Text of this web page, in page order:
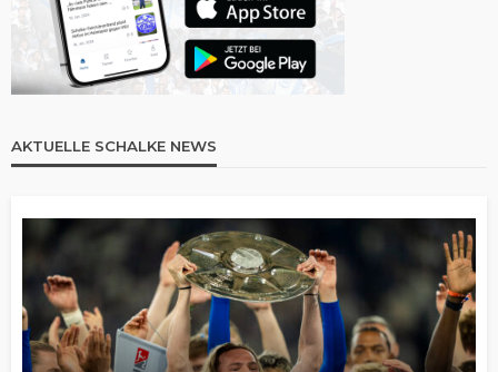
AKTUELLE SCHALKE NEWS